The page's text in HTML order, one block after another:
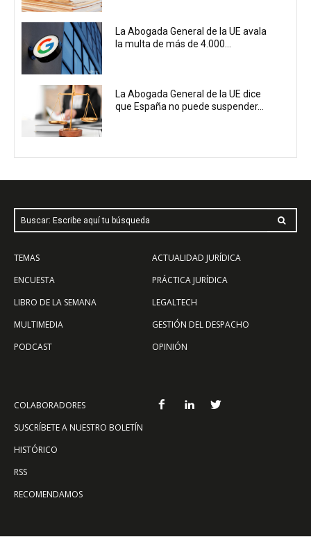
La Abogada General de la UE avala
la multa de más de 4.000...
La Abogada General de la UE dice
que España no puede suspender...
Buscar: Escribe aquí tu búsqueda
TEMAS
ENCUESTA
LIBRO DE LA SEMANA
MULTIMEDIA
PODCAST
ACTUALIDAD JURÍDICA
PRÁCTICA JURÍDICA
LEGALTECH
GESTIÓN DEL DESPACHO
OPINIÓN
COLABORADORES
SUSCRÍBETE A NUESTRO BOLETÍN
HISTÓRICO
RSS
RECOMENDAMOS